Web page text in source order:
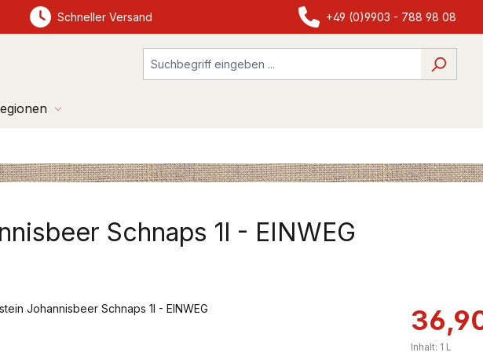
Schneller Versand +49 (0)9903 - 788 98 08
Schnaps 1l - EINWEG
Inhalt: 1 L